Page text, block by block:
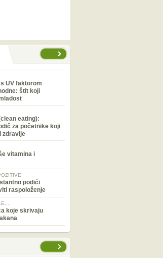
UV faktorom
štit koji
eating):
za početnike koji
zdravlje
vitamina i
podići
raspoloženje
koje skrivaju